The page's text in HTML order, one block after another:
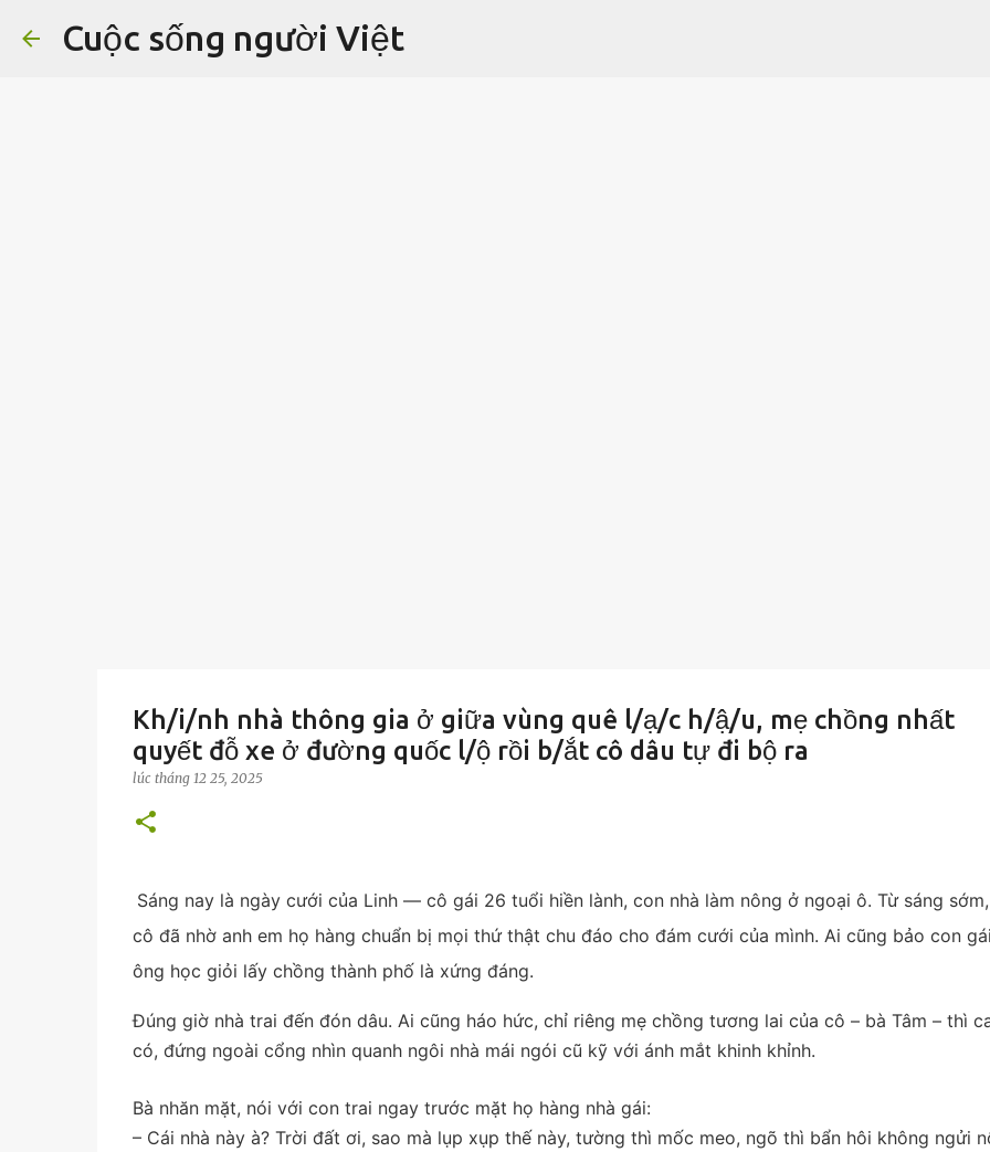
Cuộc sống người Việt
Kh/i/nh nhà thông gia ở giữa vùng quê l/ạ/c h/ậ/u, mẹ chồng nhất
quyết đỗ xe ở đường quốc l/ộ rồi b/ắt cô dâu tự đi bộ ra
lúc tháng 12 25, 2025
Sáng nay là ngày cưới của Linh — cô gái 26 tuổi hiền lành, con nhà làm nông ở ngoại ô. Từ sáng
cô đã nhờ anh em họ hàng chuẩn bị mọi thứ thật chu đáo cho đám cưới của mình. Ai cũng bảo con gái
ông học giỏi lấy chồng thành phố là xứng đáng.
Đúng giờ nhà trai đến đón dâu. Ai cũng háo hức, chỉ riêng mẹ chồng tương lai của cô – bà Tâm – thì
có, đứng ngoài cổng nhìn quanh ngôi nhà mái ngói cũ kỹ với ánh mắt khinh khỉnh.
Bà nhăn mặt, nói với con trai ngay trước mặt họ hàng nhà gái:
– Cái nhà này à? Trời đất ơi, sao mà lụp xụp thế này, tường thì mốc meo, ngõ thì bẩn hôi không ngửi